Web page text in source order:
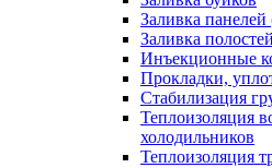
Заливка
Заливка полостей
Инъекционные
Прокладки,
Стабилизация
Теплоизоляция
холодильников
Теплоизоляция